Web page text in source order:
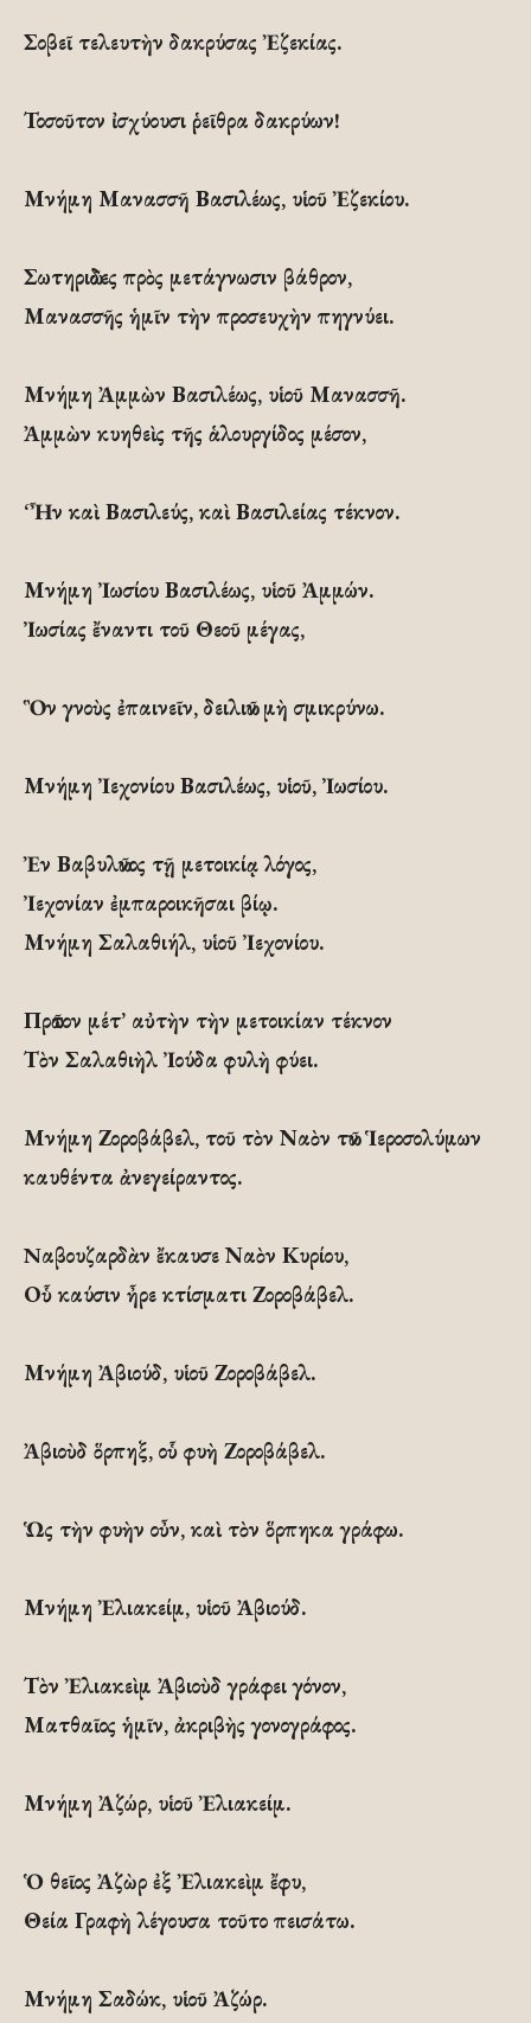
Σοβεῖ τελευτὴν δακρύσας Ἐζεκίας.
Τοσοῦτον ἰσχύουσι ῥεῖθρα δακρύων!
Μνήμη Μανασσῆ Βασιλέως, υἱοῦ Ἐζεκίου.
Σωτηριῶδες πρὸς μετάγνωσιν βάθρον,
Μανασσῆς ἡμῖν τὴν προσευχὴν πηγνύει.
Μνήμη Ἀμμὼν Βασιλέως, υἱοῦ Μανασσῆ.
Ἀμμὼν κυηθεὶς τῆς ἁλουργίδος μέσον,
‘Ἦν καὶ Βασιλεύς, καὶ Βασιλείας τέκνον.
Μνήμη Ἰωσίου Βασιλέως, υἱοῦ Ἀμμών.
Ἰωσίας ἔναντι τοῦ Θεοῦ μέγας,
Ὃν γνοὺς ἐπαινεῖν, δειλιῶν μὴ σμικρύνω.
Μνήμη Ἰεχονίου Βασιλέως, υἱοῦ, Ἰωσίου.
Ἐν Βαβυλῶνος τῇ μετοικίᾳ λόγος,
Ἰεχονίαν ἐμπαροικῆσαι βίῳ.
Μνήμη Σαλαθιήλ, υἱοῦ Ἰεχονίου.
Πρῶτον μέτ’ αὐτὴν τὴν μετοικίαν τέκνον
Τὸν Σαλαθιὴλ Ἰούδα φυλὴ φύει.
Μνήμη Ζοροβάβελ, τοῦ τὸν Ναὸν τῶν Ἱεροσολύμων
καυθέντα ἀνεγείραντος.
Nαβουζαρδὰν ἔκαυσε Ναὸν Κυρίου,
Οὗ καύσιν ἦρε κτίσματι Ζοροβάβελ.
Μνήμη Ἀβιούδ, υἱοῦ Ζοροβάβελ.
Ἀβιοὺδ ὅρπηξ, οὗ φυὴ Ζοροβάβελ.
Ὡς τὴν φυὴν οὖν, καὶ τὸν ὅρπηκα γράφω.
Μνήμη Ἐλιακείμ, υἱοῦ Ἀβιούδ.
Τὸν Ἐλιακεὶμ Ἀβιοὺδ γράφει γόνον,
Ματθαῖος ἡμῖν, ἀκριβὴς γονογράφος.
Μνήμη Ἀζώρ, υἱοῦ Ἐλιακείμ.
Ὁ θεῖος Ἀζὼρ ἐξ Ἐλιακεὶμ ἔφυ,
Θεία Γραφὴ λέγουσα τοῦτο πεισάτω.
Μνήμη Σαδώκ, υἱοῦ Ἀζώρ.